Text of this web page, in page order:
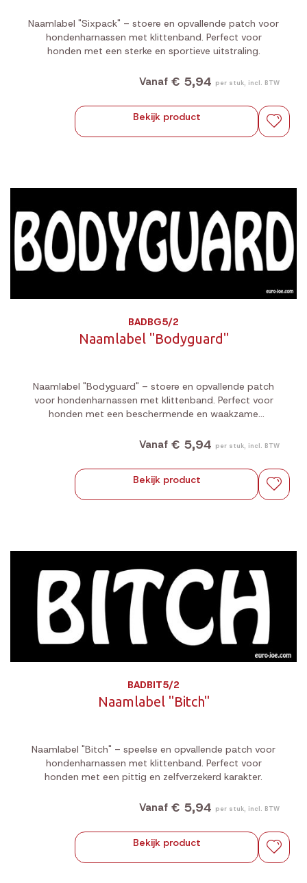
Naamlabel "Sixpack" – stoere en opvallende patch voor
hondenharnassen met klittenband. Perfect voor
honden met een sterke en sportieve uitstraling.
Vanaf € 5,94 per stuk, incl. BTW
Bekijk product
BADBG5/2
Naamlabel "Bodyguard"
Naamlabel "Bodyguard" – stoere en opvallende patch
voor hondenharnassen met klittenband. Perfect voor
honden met een beschermende en waakzame
Vanaf € 5,94 per stuk, incl. BTW
Bekijk product
BADBIT5/2
Naamlabel "Bitch"
Naamlabel "Bitch" – speelse en opvallende patch voor
hondenharnassen met klittenband. Perfect voor
honden met een pittig en zelfverzekerd karakter.
Vanaf € 5,94 per stuk, incl. BTW
Bekijk product